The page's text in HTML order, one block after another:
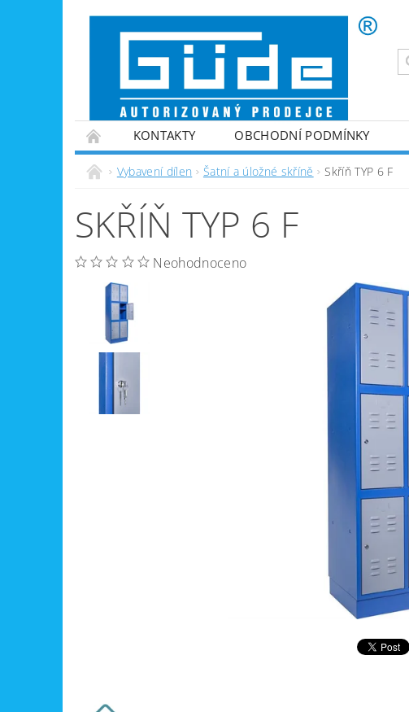
KONTAKTY OBCHODNÍ PODMÍNKY
VINTEC
ZPRACOVÁNÍ PALIVOVÉHO DŘEVA
GENERÁTORY PROUDU
VYBAVENÍ DÍLEN
NABÍJEČKY BATERIÍ
Vybavení dílen Šatní a úložné skříně Skříň TYP 6 F
SKŘÍŇ TYP 6 F
Neohodnoceno